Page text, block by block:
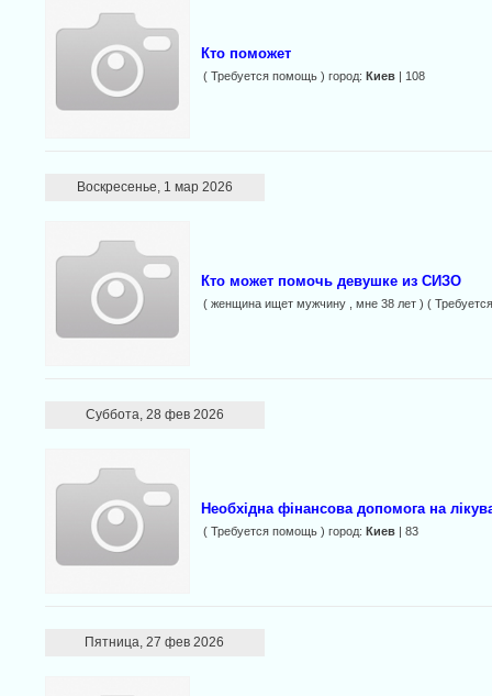
Кто поможет
( Требуется помощь ) город: Киев| 108
Воскресенье, 1 мар 2026
Кто может помочь девушке из СИЗО
( женщина ищет мужчину , мне 38 лет ) (
Суббота, 28 фев 2026
Необхідна фінансова допомога на
( Требуется помощь ) город: Киев| 83
Пятница, 27 фев 2026